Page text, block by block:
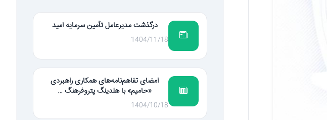
درگذشت مدیرعامل تأمین سرمایه امید
1404/11/18
امضای تفاهم‌نامه‌های همکاری راهبردی
«حامیم» با هلدینگ پتروفرهنگ …
1404/10/18